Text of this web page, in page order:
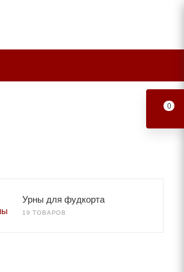
Урны для фудкорта
19 ТОВАРОВ
0